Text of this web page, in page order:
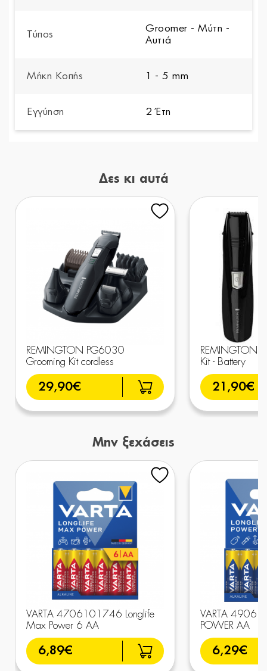
Τύπος
Groomer - Μύτη -
Αυτιά
Μήκη Κοπής 1 - 5 mm
Εγγύηση 2 Έτη
Δες κι αυτά
REMINGTON PG6030
Grooming Kit cordless
29,90€
REMINGTON
Kit - Battery
21,90€
Μην ξεχάσεις
VARTA 4706101746 Longlife
Max Power 6 AA
6,89€
VARTA 4906
POWER AA
6,29€